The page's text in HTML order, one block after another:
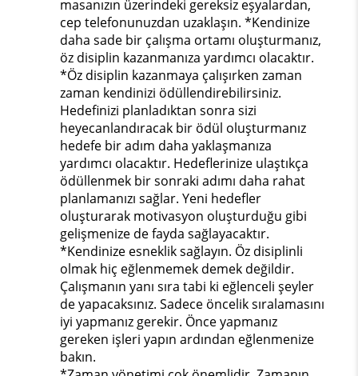
masanızın üzerindeki gereksiz eşyalardan,
cep telefonunuzdan uzaklaşın. *Kendinize
daha sade bir çalışma ortamı oluşturmanız,
öz disiplin kazanmanıza yardımcı olacaktır.
*Öz disiplin kazanmaya çalışırken zaman
zaman kendinizi ödüllendirebilirsiniz.
Hedefinizi planladıktan sonra sizi
heyecanlandıracak bir ödül oluşturmanız
hedefe bir adım daha yaklaşmanıza
yardımcı olacaktır. Hedeflerinize ulaştıkça
ödüllenmek bir sonraki adımı daha rahat
planlamanızı sağlar. Yeni hedefler
oluşturarak motivasyon oluşturduğu gibi
gelişmenize de fayda sağlayacaktır.
*Kendinize esneklik sağlayın. Öz disiplinli
olmak hiç eğlenmemek demek değildir.
Çalışmanın yanı sıra tabi ki eğlenceli şeyler
de yapacaksınız. Sadece öncelik sıralamasını
iyi yapmanız gerekir. Önce yapmanız
gereken işleri yapın ardından eğlenmenize
bakın.